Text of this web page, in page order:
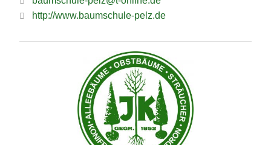
http://www.baumschule-pelz.de